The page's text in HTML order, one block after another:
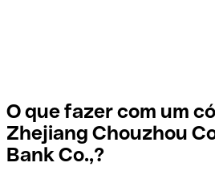
O que fazer com um
Zhejiang Chouzhou
Bank Co.,?